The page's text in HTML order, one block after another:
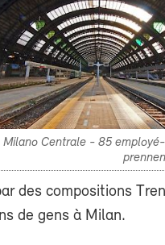
Milano Centrale - 85
des compositions
de gens à Milan.